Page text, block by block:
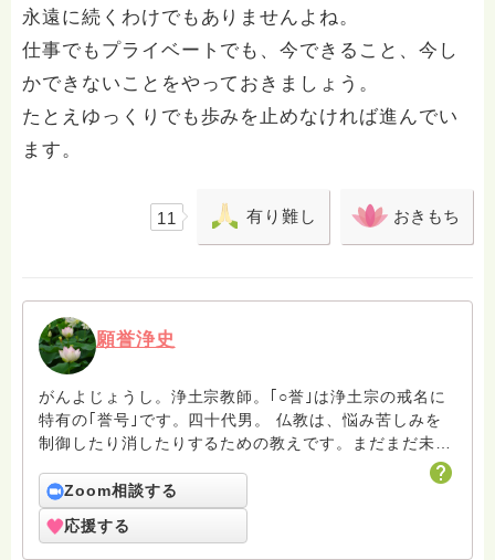
永遠に続くわけでもありませんよね。
仕事でもプライベートでも、今できること、今し
かできないことをやっておきましょう。
たとえゆっくりでも歩みを止めなければ進んでい
ます。
11 有り難し おきもち
願誉浄史
がんよじょうし。浄土宗教師。｢○誉｣は浄土宗の戒名に
特有の｢誉号｣です。四十代男。 仏教は、悩み苦しみを
制御したり消したりするための教えです。まだまだ未熟
Zoom相談する
応援する